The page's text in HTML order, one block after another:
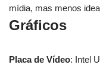
mídia, mas menos
Gráficos
Placa de Vídeo: Intel